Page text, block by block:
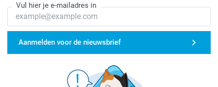
Vul hier je e-mailadres in
Aanmelden voor de nieuwsbrief